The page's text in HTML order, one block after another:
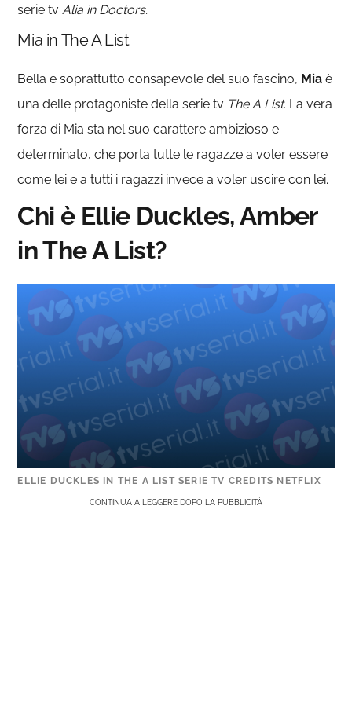
serie tvAlia in Doctors.
Mia in The A List
Bella e soprattutto consapevole del suo fascino, Mia è
una delle protagoniste della serie tv The A List. La vera
forza di Mia sta nel suo carattere ambizioso e
determinato, che porta tutte le ragazze a voler essere
come lei e a tutti i ragazzi invece a voler uscire con lei.
Chi è Ellie Duckles, Amber
in The A List?
ELLIE DUCKLES IN THE A LIST SERIE TV CREDITS NETFLIX
CONTINUA A LEGGERE DOPO LA PUBBLICITÀ